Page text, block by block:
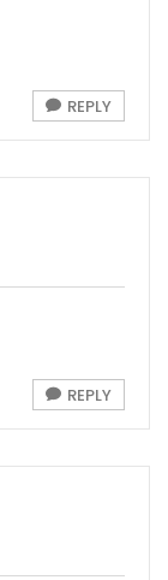
REPLY
REPLY